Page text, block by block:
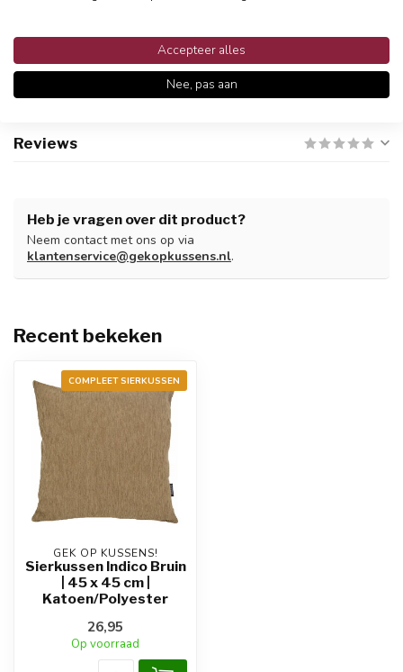
Productomschrijving
Reviews
Heb je vragen over dit product?
Neem contact met ons op via
klantenservice@gekopkussens.nl.
Recent bekeken
COMPLEET SIERKUSSEN
GEK OP KUSSENS!
Sierkussen Indico Bruin
| 45 x 45 cm |
Katoen/Polyester
26,95
Op voorraad
Accepteer alles
Nee, pas aan